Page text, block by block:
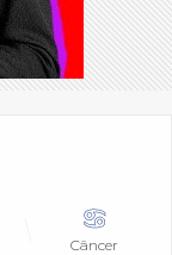
Câncer